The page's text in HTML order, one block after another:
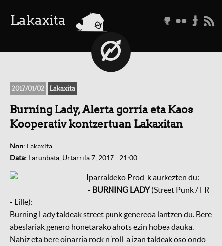
Lakaxita a g f t r
2017/01/02 Lakaxita
Burning Lady, Alerta gorria eta Kaos
Kooperativ kontzertuan Lakaxitan
Non: Lakaxita
Data: Larunbata, Urtarrila 7, 2017 - 21:00
Iparraldeko Prod-k aurkezten du:
- BURNING LADY(Street Punk / FR
- Lille):
Burning Lady taldeak street punk genereoa lantzen du. Bere
abeslariak genero honetarako ahots ezin hobea dauka.
Nahiz eta bere oinarria rock n´roll-a izan taldeak oso ondo